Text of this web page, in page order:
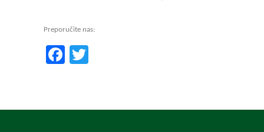
Preporučite nas:
Facebook